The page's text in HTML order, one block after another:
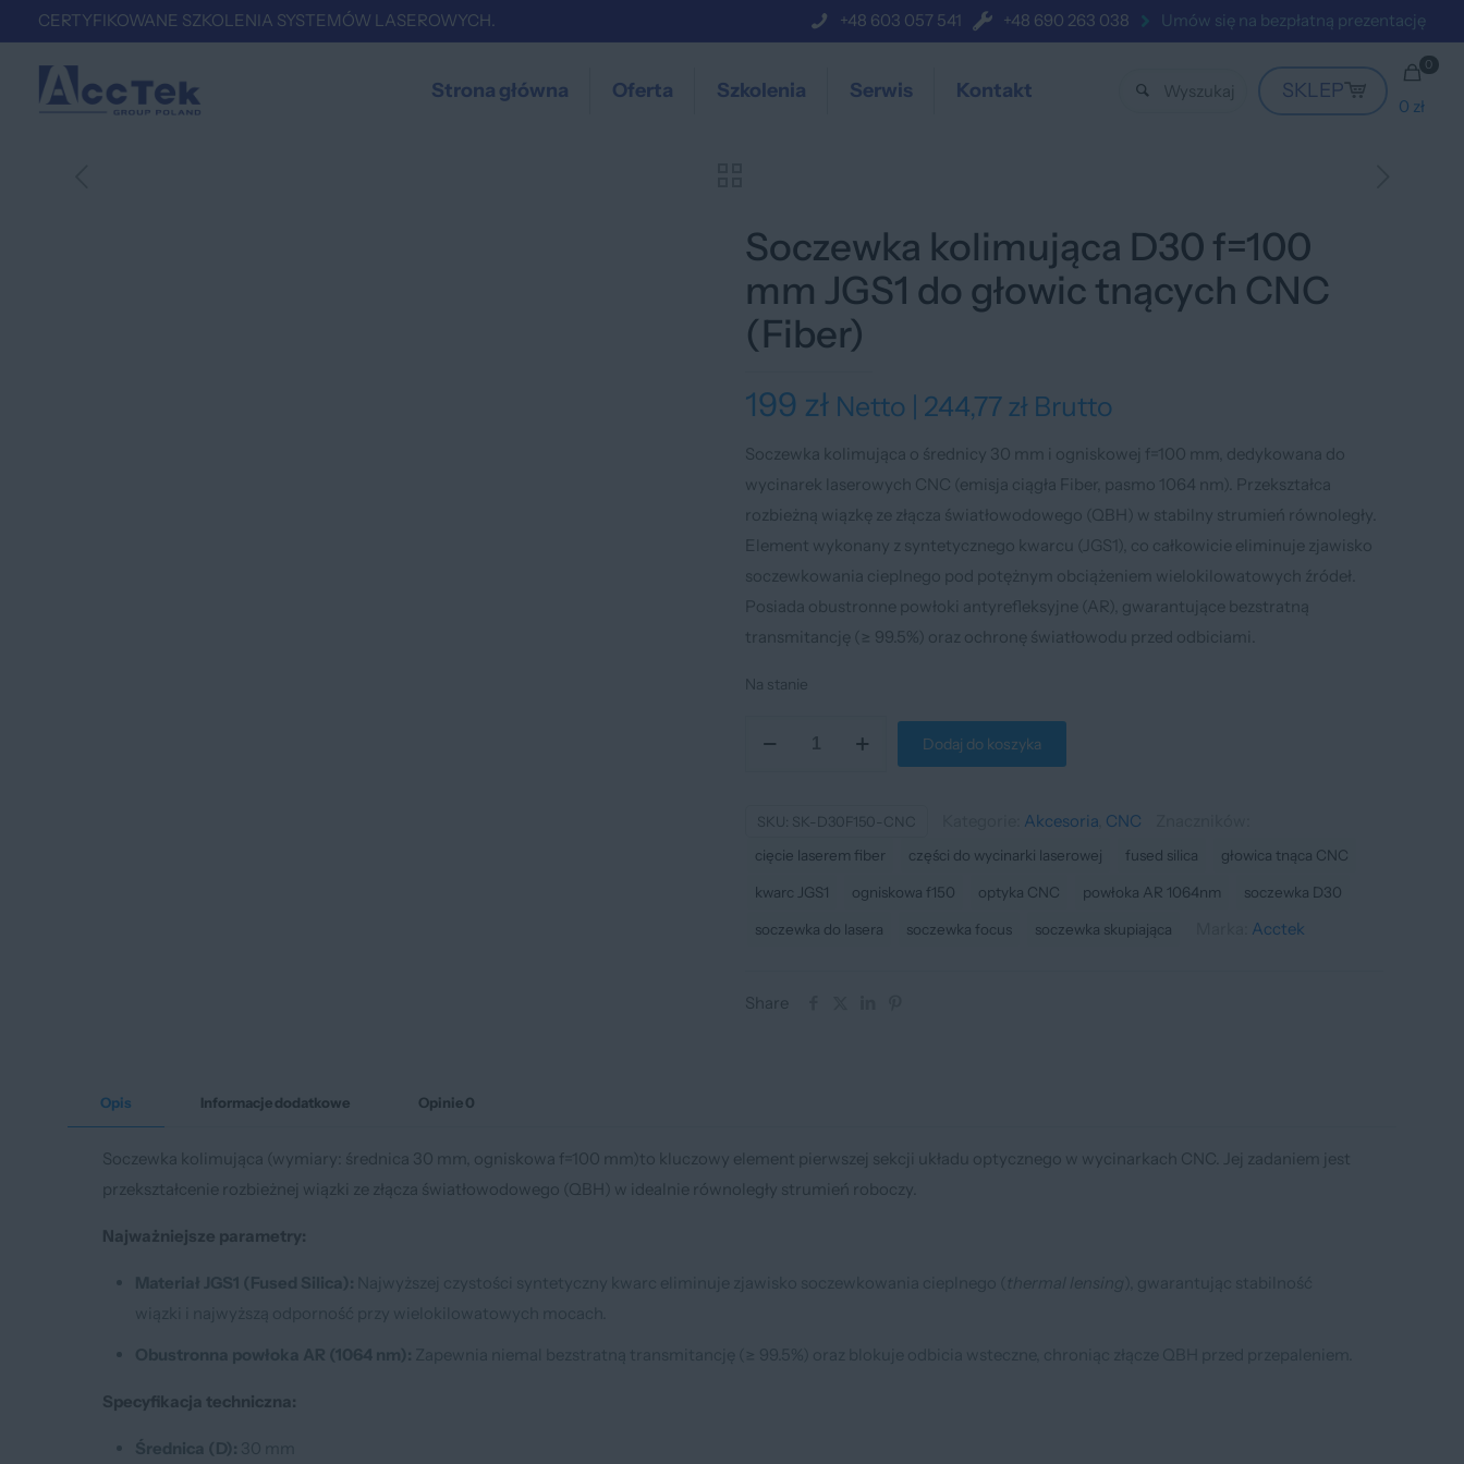
CERTYFIKOWANE SZKOLENIA SYSTEMÓW LASEROWYCH. +48 603 057 541 +48 690 263 038 Umów się na bezpłatną prezentację
Strona główna Oferta Szkolenia Serwis Kontakt SKLEP
0
0 zł
Soczewka kolimująca D30 f=100
mm JGS1 do głowic tnących CNC
(Fiber)
199 zł Netto | 244,77 zł Brutto
Soczewka kolimująca o średnicy 30 mm i ogniskowej f=100 mm, dedykowana do
wycinarek laserowych CNC (emisja ciągła Fiber, pasmo 1064 nm). Przekształca
rozbieżną wiązkę ze złącza światłowodowego (QBH) w stabilny strumień równoległy.
Element wykonany z syntetycznego kwarcu (JGS1), co całkowicie eliminuje zjawisko
soczewkowania cieplnego pod potężnym obciążeniem wielokilowatowych źródeł.
Posiada obustronne powłoki antyrefleksyjne (AR), gwarantujące bezstratną
transmitancję (≥ 99.5%) oraz ochronę światłowodu przed odbiciami.
Na stanie
D30
f=100
mm
tnących
Dodaj do koszyka
SKU: SK-D30F150-CNC Akcesoria CNC
cięcie laserem fiber części do wycinarki laserowej fused silica głowica tnąca CNC
kwarc JGS1 ogniskowa f150 optyka CNC powłoka AR 1064nm soczewka D30
soczewka do lasera soczewka focus soczewka skupiająca Acctek
Share
Opis Informacje dodatkowe Opinie0
Soczewka kolimująca (wymiary: średnica 30 mm, ogniskowa f=100 mm)to kluczowy element pierwszej sekcji układu optycznego w wycinarkach CNC. Jej zadaniem jest
przekształcenie rozbieżnej wiązki ze złącza światłowodowego (QBH) w idealnie równoległy strumień roboczy.
Najważniejsze parametry:
Specyfikacja techniczna: